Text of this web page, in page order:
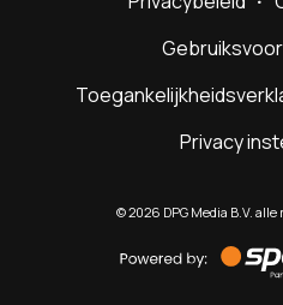
Privacy
©2026 DPG Media B.V.
by